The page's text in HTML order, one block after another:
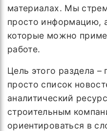
материалах. Мы
просто информацию,
которые можно
работе.
Цель этого раздела –
просто список
аналитический
строительным
ориентироваться в